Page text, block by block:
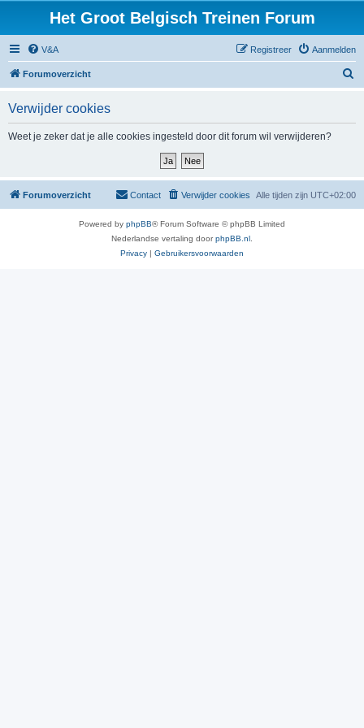
Het Groot Belgisch Treinen Forum
V&A Aanmelden
Registreer
Forumoverzicht
Verwijder cookies
Weet je zeker dat je alle cookies ingesteld door dit forum wil verwijderen?
Forumoverzicht Alle tijden zijn UTC+02:00
Verwijder cookies
Contact
Powered by phpBB® Forum Software © phpBB Limited
Nederlandse vertaling doorphpBB.nl
Privacy | Gebruikersvoorwaarden